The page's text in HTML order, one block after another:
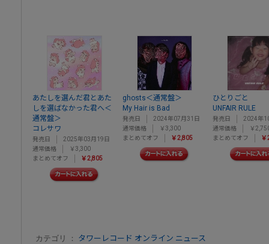
あたしを選んだ君とあた
しを選ばなかった君へ＜
通常盤＞
コレサワ
発売日
2025年03月19日
通常価格
￥3,300
まとめてオフ
￥2,805
ghosts＜通常盤＞
My Hair is Bad
発売日
2024年07月31日
通常価格
￥3,300
まとめてオフ
￥2,805
ひとりごと
UNFAIR RULE
発売日
2024年
通常価格
￥
まとめてオフ
￥
カテゴリ ： タワーレコード オンライン ニュース